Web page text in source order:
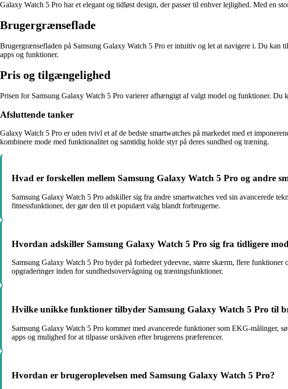
Galaxy Watch 5 Pro har et elegant og tidløst design, der passer til enhver lejlighed. Med en
Brugergrænseflade
Brugergrænsefladen på Samsung Galaxy Watch 5 Pro er intuitiv og let at navigere i. Du
apps og funktioner.
Pris og tilgængelighed
Prisen for Samsung Galaxy Watch 5 Pro varierer afhængigt af valgt model og funktioner. Du
Afsluttende tanker
Galaxy Watch 5 Pro er uden tvivl et af de bedste smartwatches på markedet med et
kombinere mode med funktionalitet og samtidig holde styr på deres sundhed og træning.
Hvad er forskellen mellem Samsung Galaxy Watch 5 Pro og andre
Samsung Galaxy Watch 5 Pro adskiller sig fra andre smartwatches ved sin avancerede
fitnessfunktioner, der gør den til et populært valg blandt forbrugerne.
Hvordan adskiller Samsung Galaxy Watch 5 Pro sig fra tidligere
Samsung Galaxy Watch 5 Pro byder på forbedret ydeevne, større skærm, flere
opgraderinger inden for sundhedsovervågning og træningsfunktioner.
Hvilke unikke funktioner tilbyder Samsung Galaxy Watch 5 Pro til
Samsung Galaxy Watch 5 Pro kommer med avancerede funktioner som EKG-målinger,
apps og mulighed for at tilpasse urskiven efter brugerens præferencer.
Hvordan er brugeroplevelsen med Samsung Galaxy Watch 5 Pro?